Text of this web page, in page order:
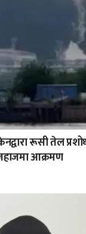
रूसी तेल
आक्रमण